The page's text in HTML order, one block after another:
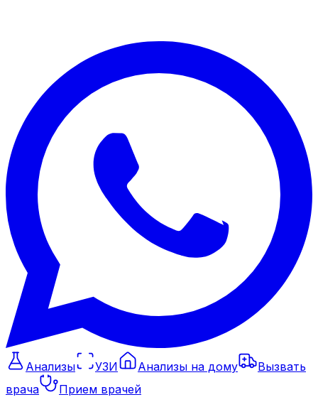
Анализы УЗИ Анализы на дому
Вызвать
врача
Прием врачей